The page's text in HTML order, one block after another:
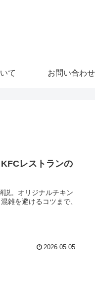
て お問い合わせ
レストランの
説。オリジナルチキン
雑を避けるコツまで、
2026.05.05